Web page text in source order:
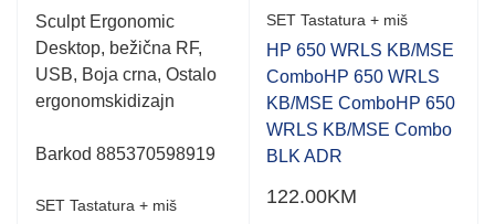
Rated
0.001
out
of
5
Sculpt Ergonomic
Desktop, bežična RF,
USB, Boja crna, Ostalo
ergonomskidizajn
Barkod 885370598919
SET Tastatura + miš
Rated
0.001
out
of
5
SET Tastatura + miš
HP 650 WRLS KB/MSE
ComboHP 650 WRLS
KB/MSE ComboHP 650
WRLS KB/MSE Combo
BLK ADR
122.00KM